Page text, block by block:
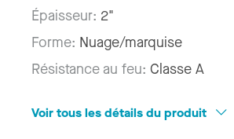
Épaisseur: 2"
Forme: Nuage/marquise
Résistance au feu: Classe A
Voir tous les détails du produit